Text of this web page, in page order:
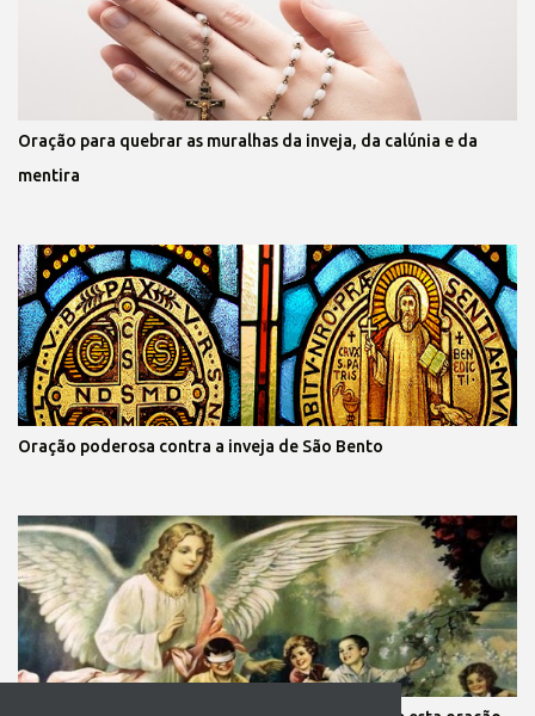
Oração para quebrar as muralhas da inveja, da calúnia e da
mentira
Oração poderosa contra a inveja de São Bento